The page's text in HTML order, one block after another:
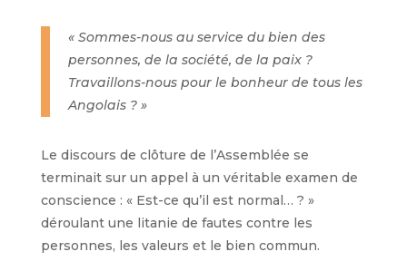
« Sommes-nous au service du bien des
personnes, de la société, de la paix ?
Travaillons-nous pour le bonheur de tous les
Angolais ? »
Le discours de clôture de l’Assemblée se
terminait sur un appel à un véritable examen de
conscience : « Est-ce qu’il est normal… ? »
déroulant une litanie de fautes contre les
personnes, les valeurs et le bien commun.